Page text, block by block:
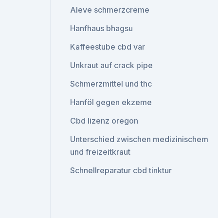
Aleve schmerzcreme
Hanfhaus bhagsu
Kaffeestube cbd var
Unkraut auf crack pipe
Schmerzmittel und thc
Hanföl gegen ekzeme
Cbd lizenz oregon
Unterschied zwischen medizinischem
und freizeitkraut
Schnellreparatur cbd tinktur